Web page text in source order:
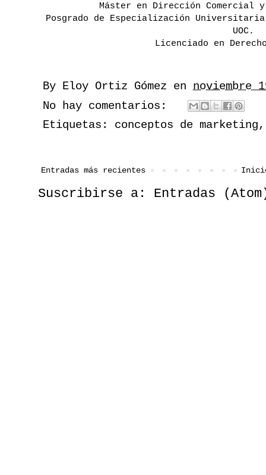
Máster en Dirección Comercial
Posgrado de Especialización
UOC.
Licenciado en
By Eloy Ortiz Gómez en noviembre
No hay comentarios:
Etiquetas: conceptos de marketing
Entradas más recientes
Suscribirse a: Entradas